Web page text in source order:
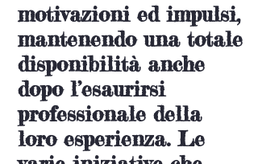
motivazioni ed impulsi,
mantenendo una totale
disponibilità anche
dopo l’esaurirsi
professionale della
loro esperienza. Le